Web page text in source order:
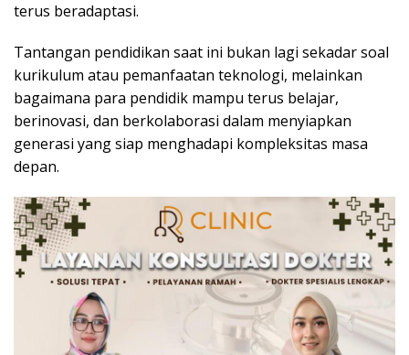
terus beradaptasi.
Tantangan pendidikan saat ini bukan lagi sekadar soal
kurikulum atau pemanfaatan teknologi, melainkan
bagaimana para pendidik mampu terus belajar,
berinovasi, dan berkolaborasi dalam menyiapkan
generasi yang siap menghadapi kompleksitas masa
depan.